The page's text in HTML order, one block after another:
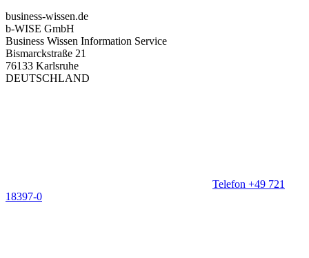
business-wissen.de
b-WISE GmbH
Business Wissen Information Service
Bismarckstraße 21
76133 Karlsruhe
DEUTSCHLAND
Telefon +49 721
18397-0